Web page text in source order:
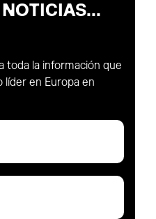
NOTICIAS...
toda la información que
líder en Europa en